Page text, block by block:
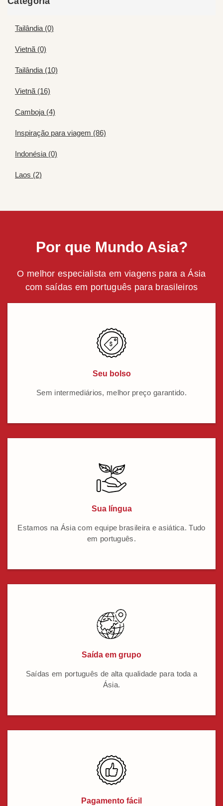
Tailândia (0)
Vietnã (0)
Tailândia (10)
Vietnã (16)
Camboja (4)
Inspiração para viagem (86)
Indonésia (0)
Laos (2)
Por que Mundo Asia?
O melhor especialista em viagens para a Ásia
com saídas em português para brasileiros
Seu bolso
Sem intermediários, melhor preço garantido.
Sua língua
Estamos na Ásia com equipe brasileira e asiática. Tudo
em português.
Saída em grupo
Saídas em português de alta qualidade para toda a
Ásia.
Pagamento fácil